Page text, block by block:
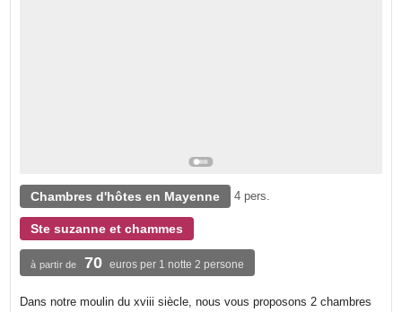
Chambres d'hôtes en Mayenne 4 pers.
Ste suzanne et chammes
à partir de 70 euros per 1 notte 2 persone
Dans notre moulin du xviii siècle, nous vous proposons 2 chambres